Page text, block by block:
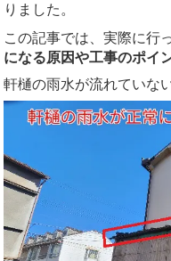
り ま した。
この記事では、実際に行
になる原因や工事のポイ
軒樋の雨水が流れていな